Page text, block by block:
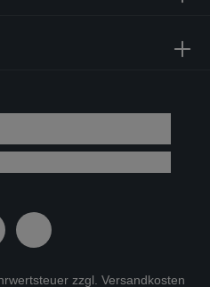
zzgl. Versandkosten